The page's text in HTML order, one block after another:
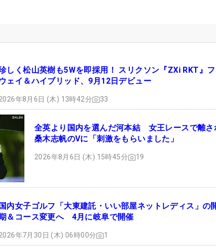
しく松山英樹も5Wを即採用！ スリクソン『ZXi RKT』
ウェイ＆ハイブリッド、9月12日デビュー
年8月6日 (木) 13時42分 33
全英より国内を選んだ河本結 女王レースで離さ
桑木志帆のVに「刺激をもらいました」
2026年8月6日 (木) 15時45分 19
国内女子ゴルフ「大東建託・いい部屋ネットレディス」の
＆コース変更へ 4月に岐阜で開催
年7月30日 (木) 06時00分 1